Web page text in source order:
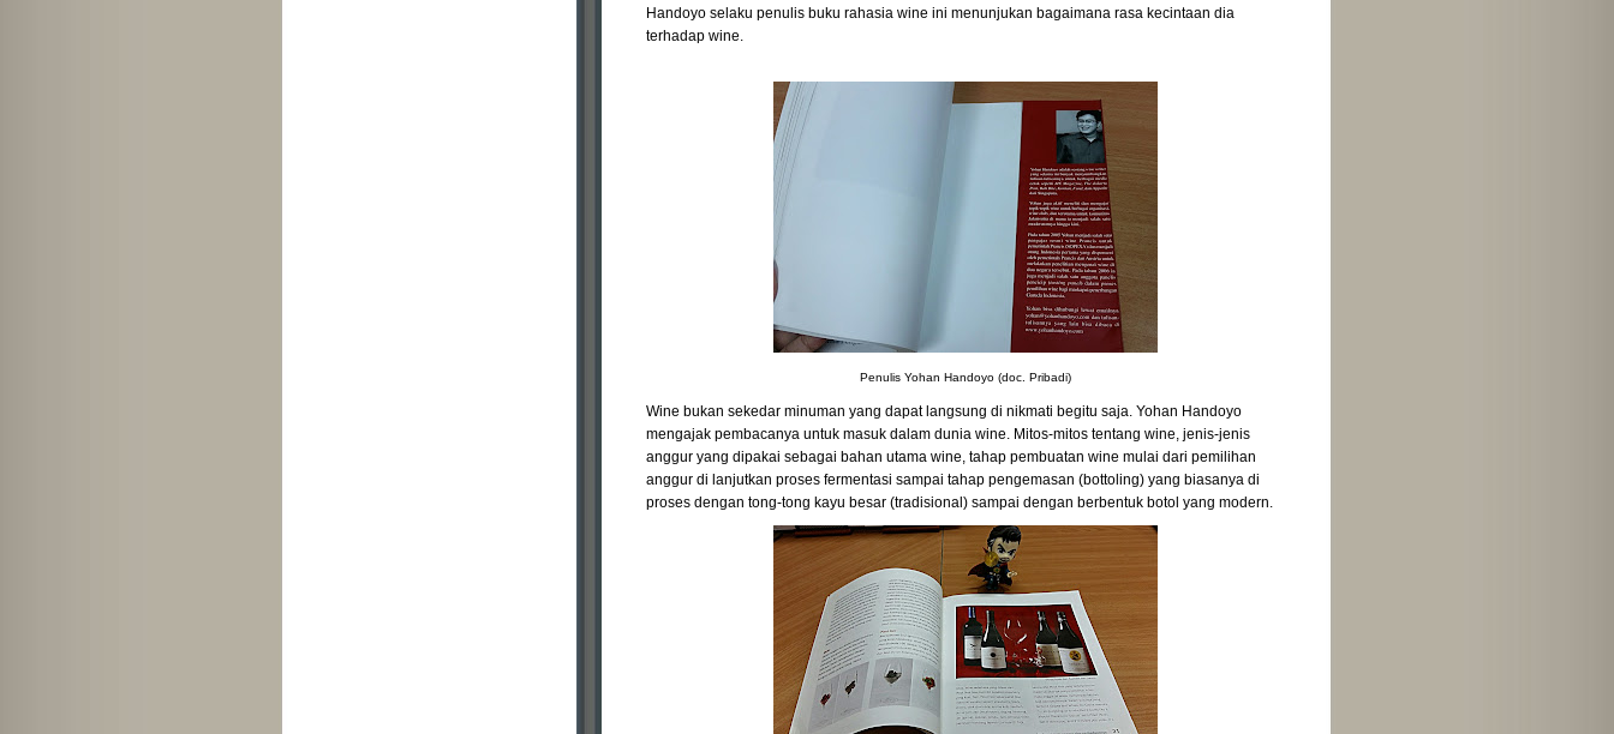
Handoyo selaku penulis buku rahasia wine ini menunjukan bagaimana rasa kecintaan dia
terhadap wine.
Penulis Yohan Handoyo (doc. Pribadi)
Wine bukan sekedar minuman yang dapat langsung di nikmati begitu saja. Yohan Handoyo
mengajak pembacanya untuk masuk dalam dunia wine. Mitos-mitos tentang wine, jenis-jenis
anggur yang dipakai sebagai bahan utama wine, tahap pembuatan wine mulai dari pemilihan
anggur di lanjutkan proses fermentasi sampai tahap pengemasan (bottoling) yang biasanya di
proses dengan tong-tong kayu besar (tradisional) sampai dengan berbentuk botol yang modern.